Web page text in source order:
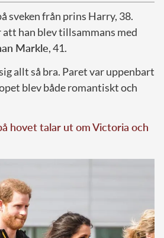
sveken från prins Harry, 38.
han blev tillsammans med
Markle, 41.
allt så bra. Paret var uppenbart
blev både romantiskt och
hovet talar ut om Victoria och